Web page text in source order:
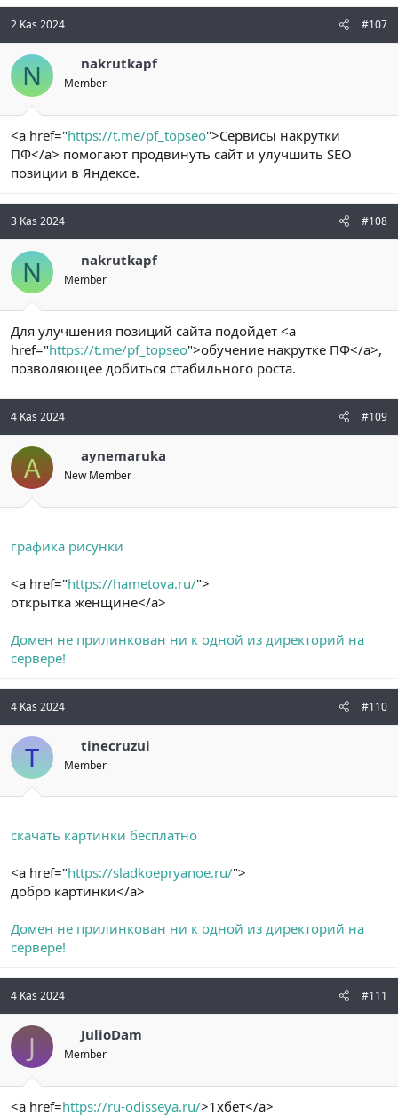
2 Kas 2024 #107
N nakrutkapf
Member
<a href="https://t.me/pf_topseo">Сервисы накрутки
ПФ</a> помогают продвинуть сайт и улучшить SEO
позиции в Яндексе.
3 Kas 2024 #108
N nakrutkapf
Member
Для улучшения позиций сайта подойдет <a
href="https://t.me/pf_topseo">обучение накрутке ПФ</a>,
позволяющее добиться стабильного роста.
4 Kas 2024 #109
A aynemaruka
New Member
графика рисунки
<a href="https://hametova.ru/">
открытка женщине</a>
Домен не прилинкован ни к одной из директорий на
сервере!
4 Kas 2024 #110
T tinecruzui
Member
скачать картинки бесплатно
<a href="https://sladkoepryanoe.ru/">
добро картинки</a>
Домен не прилинкован ни к одной из директорий на
сервере!
4 Kas 2024 #111
J JulioDam
Member
<a href=https://ru-odisseya.ru/>1хбет</a>